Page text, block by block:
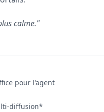
calme."
pour l'agent
diffusion*